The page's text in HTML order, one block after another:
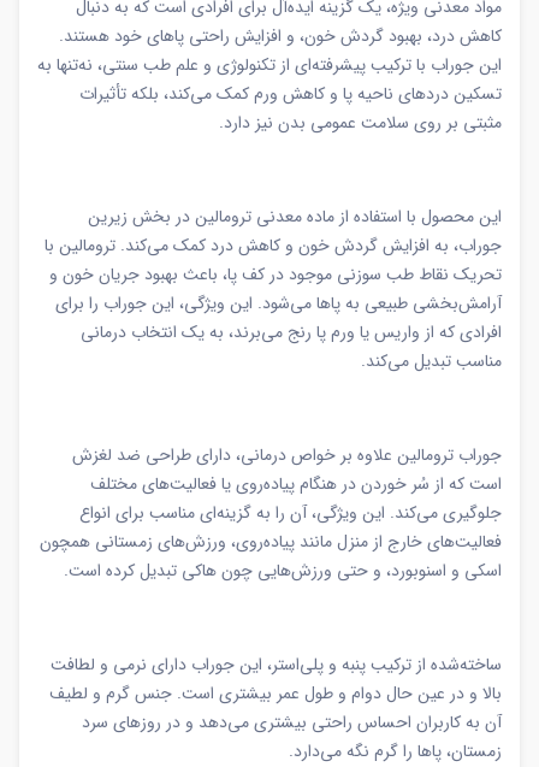
مواد معدنی ویژه، یک گزینه ایده‌آل برای افرادی است که به دنبال
کاهش درد، بهبود گردش خون، و افزایش راحتی پاهای خود هستند.
این جوراب با ترکیب پیشرفته‌ای از تکنولوژی و علم طب سنتی، نه‌تنها به
تسکین دردهای ناحیه پا و کاهش ورم کمک می‌کند، بلکه تأثیرات
مثبتی بر روی سلامت عمومی بدن نیز دارد.
این محصول با استفاده از ماده معدنی ترومالین در بخش زیرین
جوراب، به افزایش گردش خون و کاهش درد کمک می‌کند. ترومالین با
تحریک نقاط طب سوزنی موجود در کف پا، باعث بهبود جریان خون و
آرامش‌بخشی طبیعی به پاها می‌شود. این ویژگی، این جوراب را برای
افرادی که از واریس یا ورم پا رنج می‌برند، به یک انتخاب درمانی
مناسب تبدیل می‌کند.
جوراب ترومالین علاوه بر خواص درمانی، دارای طراحی ضد لغزش
است که از سُر خوردن در هنگام پیاده‌روی یا فعالیت‌های مختلف
جلوگیری می‌کند. این ویژگی، آن را به گزینه‌ای مناسب برای انواع
فعالیت‌های خارج از منزل مانند پیاده‌روی، ورزش‌های زمستانی همچون
اسکی و اسنوبورد، و حتی ورزش‌هایی چون هاکی تبدیل کرده است.
ساخته‌شده از ترکیب پنبه و پلی‌استر، این جوراب دارای نرمی و لطافت
بالا و در عین حال دوام و طول عمر بیشتری است. جنس گرم و لطیف
آن به کاربران احساس راحتی بیشتری می‌دهد و در روزهای سرد
زمستان، پاها را گرم نگه می‌دارد.